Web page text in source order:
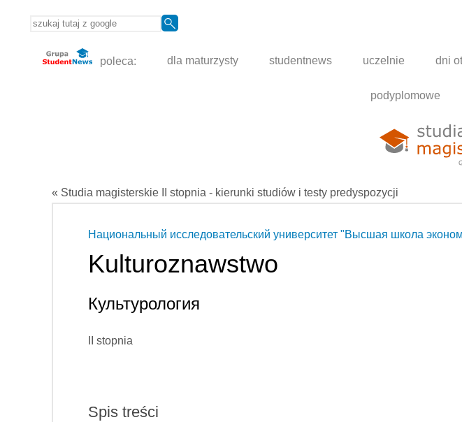
poleca: dla maturzysty studentnews uczelnie dni
podyplomowe
« Studia magisterskie II stopnia - kierunki studiów i testy predyspozycji
Национальный исследовательский университет "Высшая школа
Kulturoznawstwo
Культурология
II stopnia
Spis treści